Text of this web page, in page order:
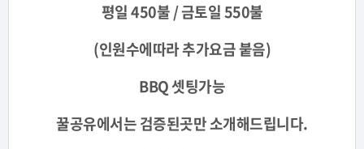
평일 450불 /금토일 550불
(인원수에따라 추가요금 붙음)
BBQ 셋팅가능
꿀공유에서는 검증된곳만 소개해드립니다.